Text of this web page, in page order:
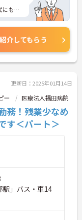
も嬉
、毎日
さらに
くださ
紹介してもらう
更新日：2025年01月14日
ー 医療法人福田病院
務！残業少なめ
す＜パート＞
駅」バス・車14